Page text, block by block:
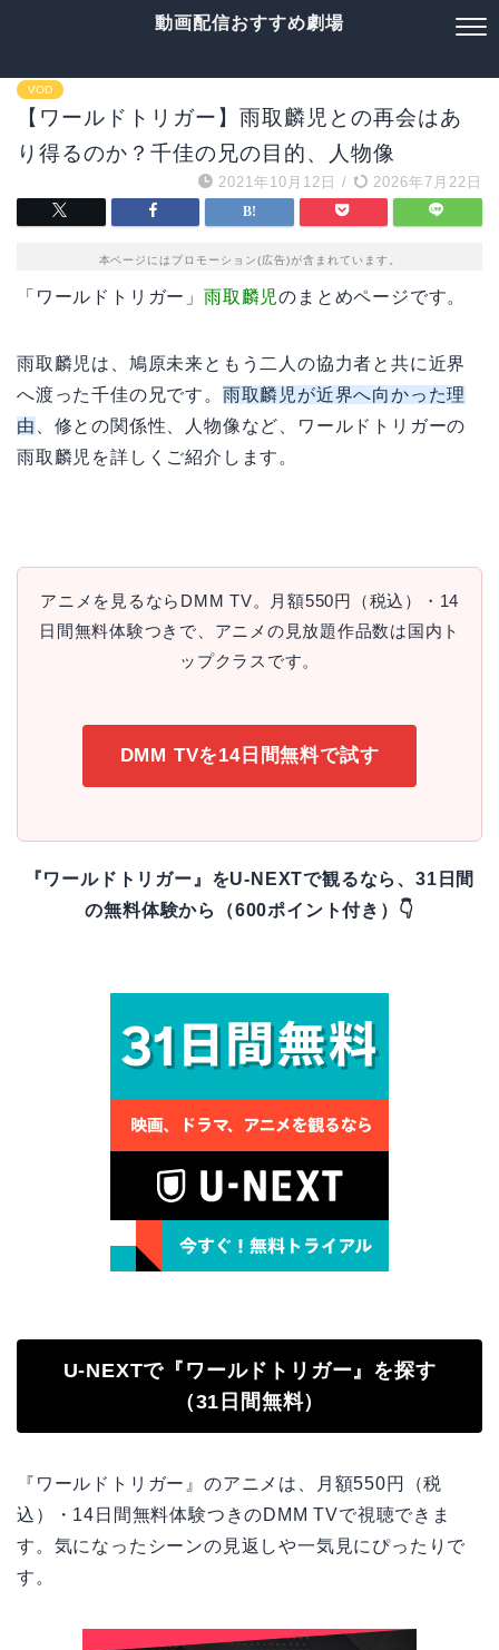
動画配信おすすめ劇場
VOD
【ワールドトリガー】雨取麟児との再会はあ
り得るのか？千佳の兄の目的、人物像
2021年10月12日 / 2026年7月22日
本ページにはプロモーション(広告)が含まれています。
「ワールドトリガー」雨取麟児のまとめページです。
雨取麟児は、鳩原未来ともう二人の協力者と共に近界
へ渡った千佳の兄です。 雨取麟児が近界へ向かった理
由
、修との関係性、人物像など、ワールドトリガーの
雨取麟児を詳しくご紹介します。
アニメを見るならDMM TV。月額550円（税込）・14
日間無料体験つきで、アニメの見放題作品数は国内ト
ップクラスです。
DMM TVを14日間無料で試す
『ワールドトリガー』をU-NEXTで観るなら、31日間
の無料体験から（600ポイント付き）👇
U-NEXTで『ワールドトリガー』を探す
（31日間無料）
『ワールドトリガー』のアニメは、月額550円（税
込）・14日間無料体験つきのDMM TVで視聴できま
す。気になったシーンの見返しや一気見にぴったりで
す。